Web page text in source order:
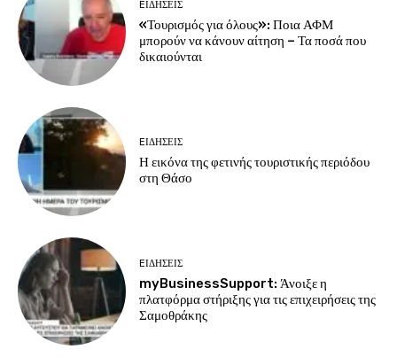
EΙΔΗΣΕΙΣ
«Τουρισμός για όλους»: Ποια ΑΦΜ
μπορούν να κάνουν αίτηση – Τα ποσά που
δικαιούνται
EΙΔΗΣΕΙΣ
Η εικόνα της φετινής τουριστικής περιόδου
στη Θάσο
EΙΔΗΣΕΙΣ
myBusinessSupport: Άνοιξε η
πλατφόρμα στήριξης για τις επιχειρήσεις της
Σαμοθράκης